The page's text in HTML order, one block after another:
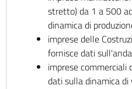
stretto) da 1 a 500
dinamica di
imprese delle
fornisce dati
imprese
dati sulla dinamica